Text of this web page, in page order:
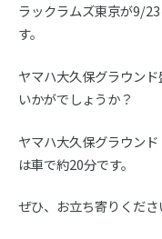
ラックラムズ東京が9/
す。
ヤマハ大久保グラウン
いかがでしょうか？
ヤマハ大久保グラウン
は車で約20分です。
ぜひ、お立ち寄りくださ